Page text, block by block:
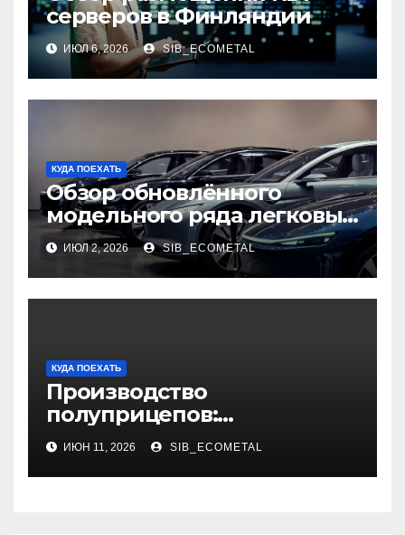
серверов в Финляндии
ИЮЛ 6, 2026 SIB_ECOMETAL
КУДА ПОЕХАТЬ
Обзор обновлённого
модельного ряда легковых
автомобилей 2026 года
ИЮЛ 2, 2026 SIB_ECOMETAL
КУДА ПОЕХАТЬ
Производство
полуприцепов:
технологии, материалы и
этапы изготовления
ИЮН 11, 2026 SIB_ECOMETAL